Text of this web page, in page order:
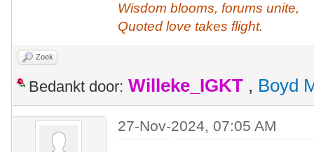
Wisdom blooms, forums unite,
Quoted love takes flight.
Zoek
Bedankt door: Willeke_IGKT , Boyd
27-Nov-2024, 07:05 AM